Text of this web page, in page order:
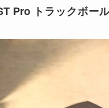
Pro トラックボ